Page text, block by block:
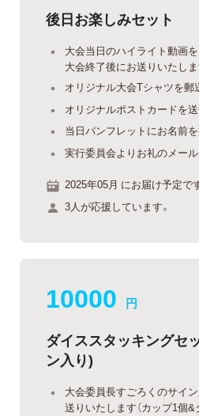
後日お楽しみセット
大会当日のハイライト動画
大会終了後にお送りいたしま
オリジナル大会Tシャツを郵
オリジナルポストカードを送
当日パンフレットにお名前を
実行委員会よりお礼のメール
2025年05月 にお届け予定で
3人が応援しています。
10000 円
ダイススタッキングセ
ン入り)
大会委員長すごろくのサイ
送りいたします（カップ1個&